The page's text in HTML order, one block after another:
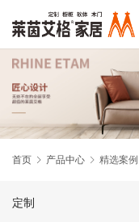
首页 产品中心 精选案例
定制